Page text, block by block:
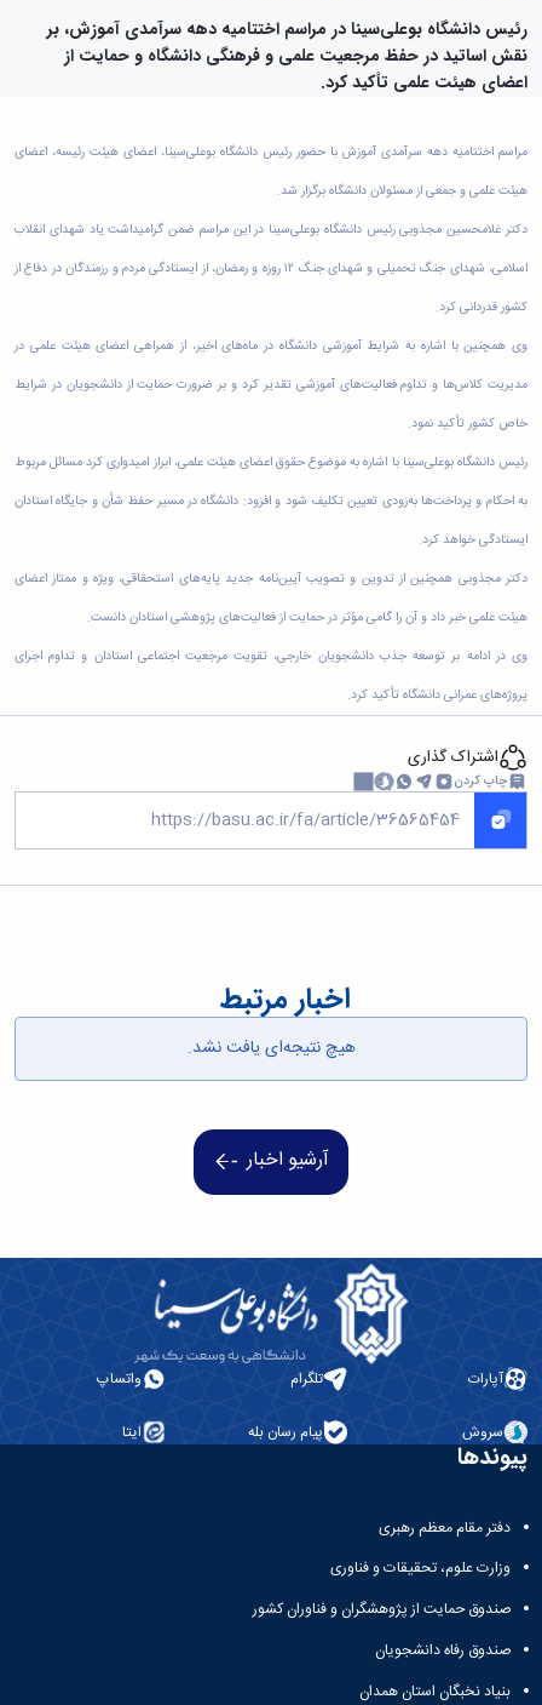
توسعه
مدیریت
و
پشتیبانی
و
تحصیلات
معاونت
دانشجویی
پژوهش
و
معاونت
فرهنگی
و
اجتماعی
نهاد
نمایندگی
مقام
رهبری
تماس
دانشگاه
روابط
عمومی
دانشکده‌ها
شماره
تلفن‌ها
در
دانشگاه
D8
کارشناسی
تحصیلات
آموزش‌های
آزاد
برنامه‌های
آموزشی
زبان
فارسی
غیرفارسی‌زبانان
آموزش‌های
و
الکترونیکی
کارکنان
سایر
تقویم
آموزشی
نظامنامه
اخلاق
دانش‌آموختگان
گیاهی
پژوهشکده
آب
مرکز
دانشگاه
سینا
آزمایشگاه
تحقیقاتی
آزمایشگاه
مرکزی
آزمایشگاه
تنش
پسماند
آزمایشگاه
مقاومت
مصالح
آزمایشگاه
آزمایشگاه
باستان
آزمایشگاه
هوش
و
آزمایشگاه
ژئوماتیک
پژوهش
کتابخانه
مرکزی
و
سنجی
علمی
فناوری
علوم
پایه
علوم
اجتماعی
ورزشی
دانشکده
اقماری
فنی
مهندسی
کبودرآهنگ
و
منابع
طبیعی
تویسرکان
مدیریت
حسابداری
رزن
صنایع
غذایی
بهار
مجتمع
عالی
فاطمیه
نهاوند
(ویژه
مشاوره
و
سبک
زندگی
بهداشت
درمان
خوابگاه‌های
سلف
سرویس
سرگرمی
اداره
تربیت
بدنی
و
فوق
برنامه
زمین
چمن
ورزشی
تفریحی-
باغ
دانشگاه
موزه
تاریخ
طبیعی
تشکل‌های
اسلامی
دانشجویان
کانون‌های
فرهنگی
فعالیت‌های
داوطلبانه
سمن‌های
مرتبط
بنیاد
حامی
دانشگاه
سینا
مؤسسه
های
مردمی
(محمد)
هویت
ارتباط
با ما
روابط
(قدم
الآن)
Apply
Now
رئیس دانشگاه بوعلی‌سینا در مراسم اختتامیه دهه سرآمدی آموزش، بر
نقش اساتید در حفظ مرجعیت علمی و فرهنگی دانشگاه و حمایت از
اعضای هیئت علمی تأکید کرد.
مراسم اختتامیه دهه سرآمدی آموزش با حضور رئیس دانشگاه بوعلی‌سینا، اعضای هیئت رئیسه، اعضای
هیئت علمی و جمعی از مسئولان دانشگاه برگزار شد.
دکتر غلامحسین مجذوبی رئیس دانشگاه بوعلی‌سینا در این مراسم ضمن گرامیداشت یاد شهدای انقلاب
اسلامی، شهدای جنگ تحمیلی و شهدای جنگ ۱۲ روزه و رمضان، از ایستادگی مردم و رزمندگان در دفاع از
کشور قدردانی کرد.
وی همچنین با اشاره به شرایط آموزشی دانشگاه در ماه‌های اخیر، از همراهی اعضای هیئت علمی در
مدیریت کلاس‌ها و تداوم فعالیت‌های آموزشی تقدیر کرد و بر ضرورت حمایت از دانشجویان در شرایط
خاص کشور تأکید نمود.
رئیس دانشگاه بوعلی‌سینا با اشاره به موضوع حقوق اعضای هیئت علمی، ابراز امیدواری کرد مسائل مربوط
به احکام و پرداخت‌ها به‌زودی تعیین تکلیف شود و افزود: دانشگاه در مسیر حفظ شأن و جایگاه استادان
ایستادگی خواهد کرد.
دکتر مجذوبی همچنین از تدوین و تصویب آیین‌نامه جدید پایه‌های استحقاقی، ویژه و ممتاز اعضای
هیئت علمی خبر داد و آن را گامی مؤثر در حمایت از فعالیت‌های پژوهشی استادان دانست.
وی در ادامه بر توسعه جذب دانشجویان خارجی، تقویت مرجعیت اجتماعی استادان و تداوم اجرای
پروژه‌های عمرانی دانشگاه تأکید کرد.
اشتراک گذاری
چاپ کردن
اخبار مرتبط
هیچ نتیجه‌ای یافت نشد.
آرشیو اخبار
آپارات تلگرام واتساپ
سروش پیام رسان بله ایتا
پیوندها
دفتر مقام معظم رهبری
وزارت علوم، تحقیقات و فناوری
صندوق حمایت از پژوهشگران و فناوران کشور
صندوق رفاه دانشجویان
بنیاد نخبگان استان همدان